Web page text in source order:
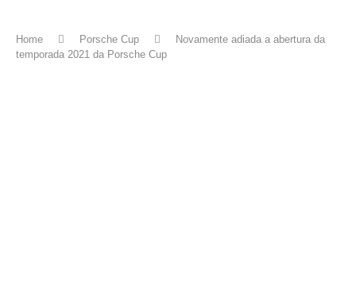
Home Porsche Cup
Novamente adiada a abertura da
temporada 2021 da Porsche Cup